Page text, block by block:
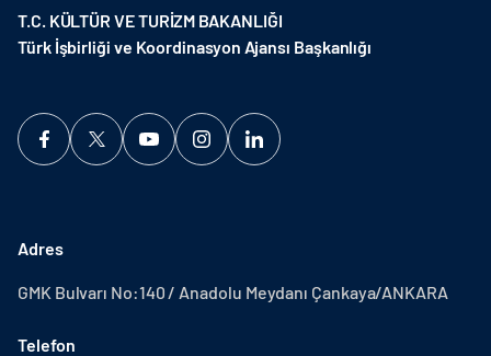
T.C. KÜLTÜR VE TURİZM BAKANLIĞI
Türk İşbirliği ve Koordinasyon Ajansı Başkanlığı
Adres
GMK Bulvarı No:140 / Anadolu Meydanı Çankaya/ANKARA
Telefon